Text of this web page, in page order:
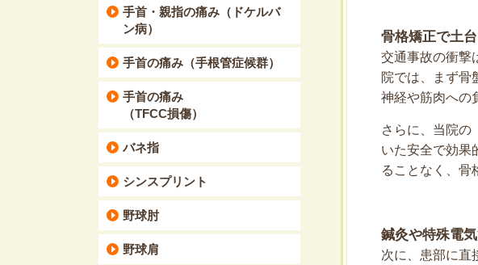
骨格矯正で土
交通事故の衝撃
院では、まず骨
神経や筋肉への
さらに、当院の
いた安全で効果
ることなく、骨
鍼灸や特殊電
次に、患部に直
手首・親指の痛み（ドケルバ
ン病）
手首の痛み（手根管症候群）
手首の痛み
（TFCC損傷）
バネ指
シンスプリント
野球肘
野球肩